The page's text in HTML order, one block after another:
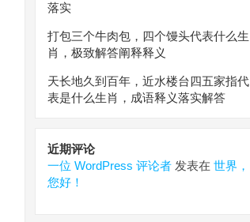
落实
打包三个牛肉包，四个馒头代表什么生
肖，极致解答阐释释义
天长地久到百年，近水楼台四五家指代
表是什么生肖，成语释义落实解答
近期评论
一位 WordPress 评论者 发表在 世界，
您好！